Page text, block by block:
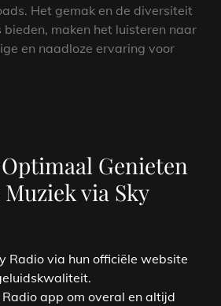
Het gemak en de diversiteit
maken het luisteren naar
en naadloze ervaring voor
Genieten
via Sky
Radio via hun officiële website
Radio app om overal en altijd